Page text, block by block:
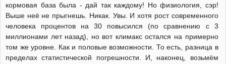
кормовая база была - дай так каждому! Но физиология, сэр!
Выше неё не прыгнешь. Никак. Увы. И хотя рост современного
человека процентов на 30 повысился (по сравнению с 3
миллионами лет назад), но вот климакс остался на примерно
том же уровне. Как и половые возможности. То есть, разница в
пределах статистической погрешности. И, наконец, возьмём